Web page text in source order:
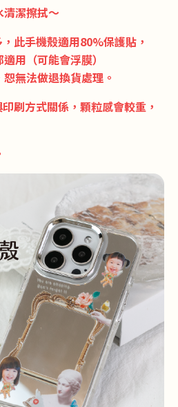
清潔擦拭～
此手機殼適用80%保護貼，
用（可能會浮膜）
無法做退換貨處理。
刷方式關係，顆粒感會較重，